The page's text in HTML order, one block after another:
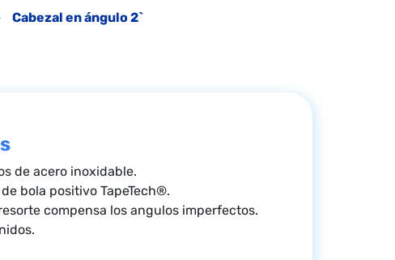
Cabezal en ángulo 2`
de acero inoxidable.
bola positivo TapeTech®.
compensa los angulos imperfectos.